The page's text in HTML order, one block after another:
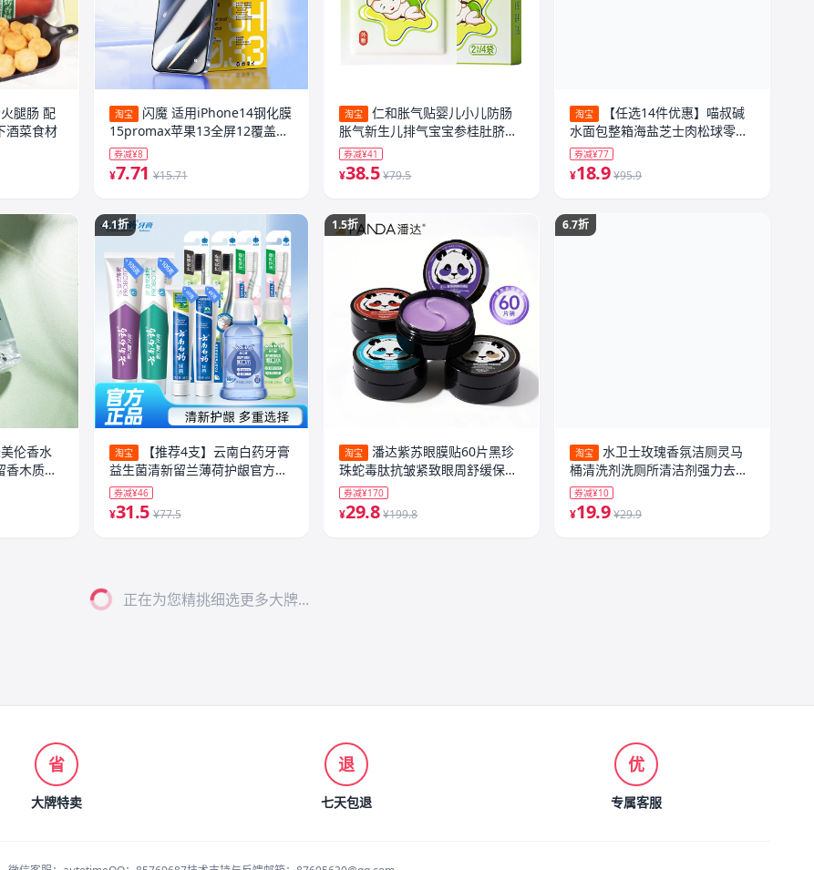
肠 配
酒菜食材
美伦香水
香木质调
淘宝
闪魔 适用iPhone14钢化膜
15promax苹果13全屏12覆盖
14plus+保护XR蓝光iP防爆
16ProMax手机11新款ip14贴膜
券减¥8
¥7.71 ¥15.71
4.1折
淘宝
【推荐4支】云南白药牙膏
益生菌清新留兰薄荷护龈官方旗
舰店t
券减¥46
¥31.5 ¥77.5
淘宝
仁和胀气贴婴儿小儿防肠
胀气新生儿排气宝宝参桂肚脐贴
足贴保健贴
券减¥41
¥38.5 ¥79.5
1.5折
淘宝
潘达紫苏眼膜贴60片黑珍
珠蛇毒肽抗皱紧致眼周舒缓保湿
官方正品-2
券减¥170
¥29.8 ¥199.8
淘宝
【任选14件优惠】喵叔碱
水面包整箱海盐芝士肉松球零食
主食代早餐
券减¥77
¥18.9 ¥95.9
6.7折
淘宝
水卫士玫瑰香氛洁厕灵马
桶清洗剂洗厕所清洁剂强力去污
去黄除臭味
券减¥10
¥19.9 ¥29.9
正在为您精挑细选更多大牌...
省
大牌特卖
退
七天包退
优
专属客服